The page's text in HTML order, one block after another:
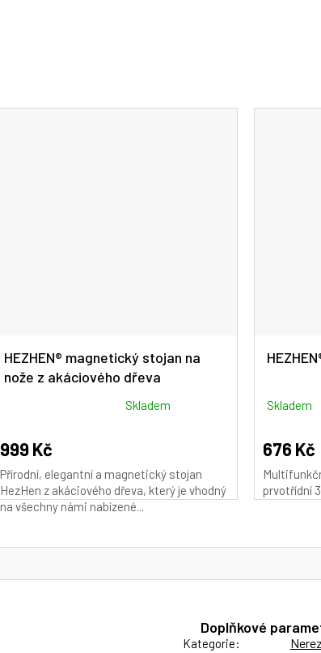
HEZHEN® magnetický stojan na
nože z akáciového dřeva
produktu
je
4,9
z
5
Skladem
999 Kč
Přírodní, elegantní a magnetický stojan
HezHen z akáciového dřeva, který je vhodný
na všechny námi nabízené...
Skladem
676 Kč
prvotřídní
Doplňkové
Kategorie: